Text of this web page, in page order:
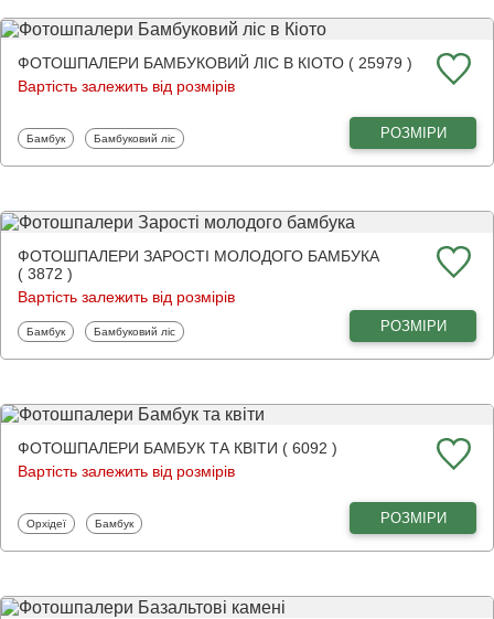
ФОТОШПАЛЕРИ БАМБУКОВИЙ ЛІС В КІОТО ( 25979 )
Вартість залежить від розмірів
Фотошпалери
Бамбук Фотошпалери
Бамбуковий ліс РОЗМІРИ
ФОТОШПАЛЕРИ ЗАРОСТІ МОЛОДОГО БАМБУКА
( 3872 )
Вартість залежить від розмірів
Фотошпалери
Бамбук Фотошпалери
Бамбуковий ліс РОЗМІРИ
ФОТОШПАЛЕРИ БАМБУК ТА КВІТИ ( 6092 )
Вартість залежить від розмірів
Фотошпалери
Орхідеї Фотошпалери
Бамбук РОЗМІРИ